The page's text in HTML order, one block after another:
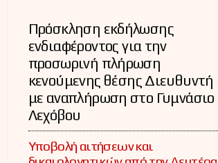
Πρόσκληση εκδήλωσης
ενδιαφέροντος για την
προσωρινή πλήρωση
κενούμενης θέσης Διευθυντή
με αναπλήρωση στο Γυμνάσιο
Λεχόβου
Υποβολή αιτήσεων και